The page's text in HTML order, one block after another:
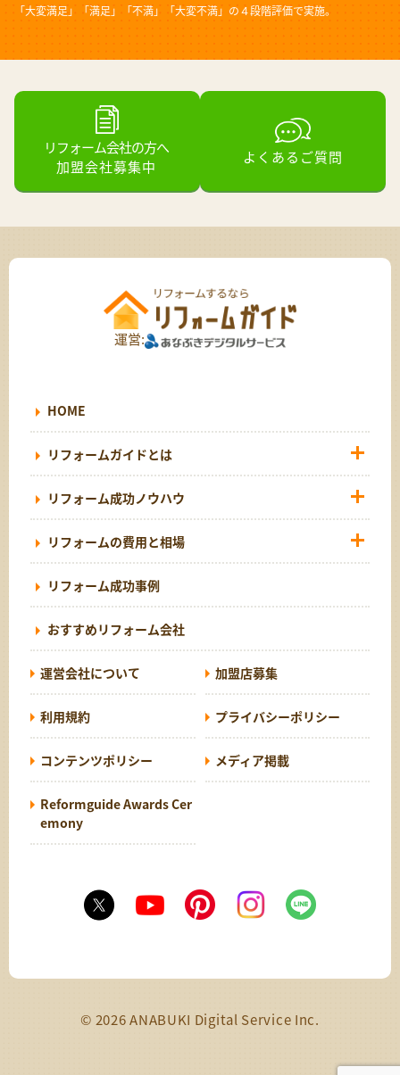
「大変満足」「満足」「不満」「大変不満」の４段階評価で実施。
リフォーム会社の方へ
加盟会社募集中
よくあるご質問
運営:
HOME
リフォームガイドとは
リフォーム成功ノウハウ
リフォームの費用と相場
リフォーム成功事例
おすすめリフォーム会社
運営会社について 加盟店募集
利用規約 プライバシーポリシー
コンテンツポリシー メディア掲載
Reformguide Awards Cer
emony
© 2026 ANABUKI Digital Service Inc.